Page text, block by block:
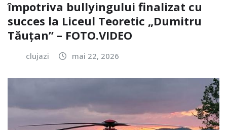
împotriva bullyingului finalizat cu
succes la Liceul Teoretic „Dumitru
Tăuțan” – FOTO.VIDEO
clujazi mai 22, 2026